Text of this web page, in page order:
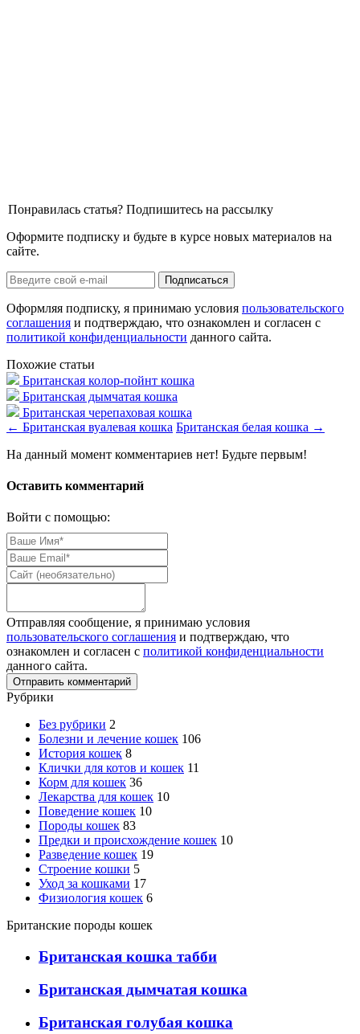
Понравилась статья? Подпишитесь на рассылку
Оформите подписку и будьте в курсе новых материалов на
сайте.
Оформляя подписку, я принимаю условия пользовательского
соглашения и подтверждаю, что ознакомлен и согласен с
политикой конфиденциальности данного сайта.
Похожие статьи
Британская колор-пойнт кошка
Британская дымчатая кошка
Британская черепаховая кошка
← Британская вуалевая кошка Британская белая кошка →
На данный момент комментариев нет! Будьте первым!
Оставить комментарий
Войти с помощью:
Отправляя сообщение, я принимаю условия
пользовательского соглашения и подтверждаю, что
ознакомлен и согласен с политикой конфиденциальности
данного сайта.
Рубрики
Без рубрики 2
Болезни и лечение кошек 106
История кошек 8
Клички для котов и кошек 11
Корм для кошек 36
Лекарства для кошек 10
Поведение кошек 10
Породы кошек 83
Предки и происхождение кошек 10
Разведение кошек 19
Строение кошки 5
Уход за кошками 17
Физиология кошек 6
Британские породы кошек
Британская кошка табби
Британская дымчатая кошка
Британская голубая кошка